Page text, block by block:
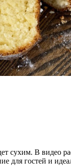
В видео
для гостей и